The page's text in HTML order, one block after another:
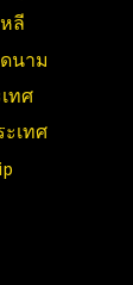
ลี
ดนาม
ทศ
ะเทศ